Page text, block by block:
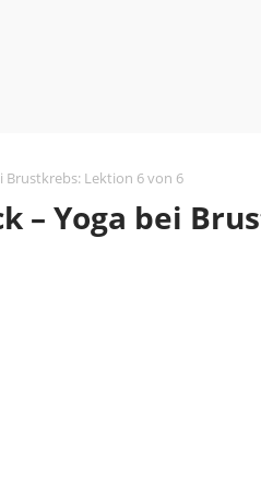
Brustkrebs: Lektion 6 von 6
– Yoga bei